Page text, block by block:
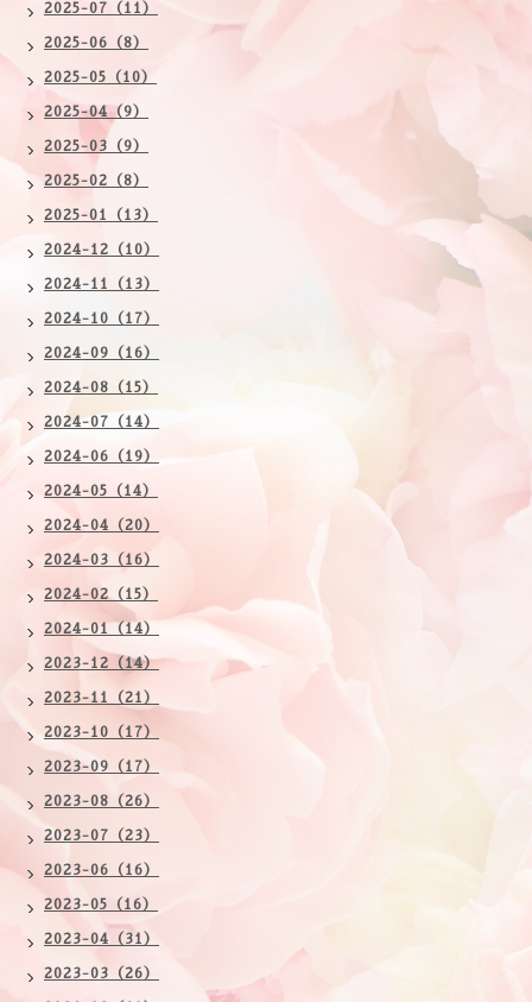
2025-07（11）
2025-06（8）
2025-05（10）
2025-04（9）
2025-03（9）
2025-02（8）
2025-01（13）
2024-12（10）
2024-11（13）
2024-10（17）
2024-09（16）
2024-08（15）
2024-07（14）
2024-06（19）
2024-05（14）
2024-04（20）
2024-03（16）
2024-02（15）
2024-01（14）
2023-12（14）
2023-11（21）
2023-10（17）
2023-09（17）
2023-08（26）
2023-07（23）
2023-06（16）
2023-05（16）
2023-04（31）
2023-03（26）